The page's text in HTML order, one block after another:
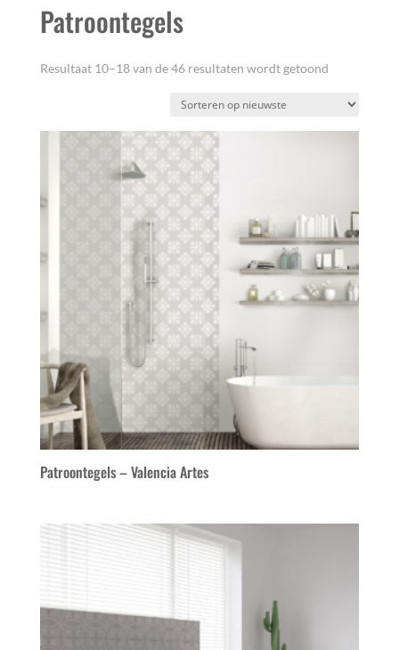
Patroontegels
Resultaat 10–18 van de 46 resultaten wordt getoondGesorteerd
Patroontegels – Valencia Artes